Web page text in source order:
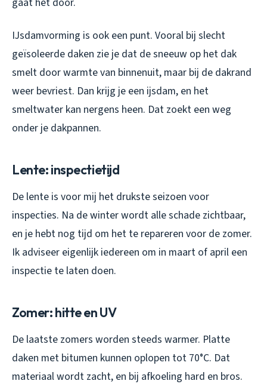
IJsdamvorming is ook een punt. Vooral bij slecht
geïsoleerde daken zie je dat de sneeuw op het dak
smelt door warmte van binnenuit, maar bij de dakrand
weer bevriest. Dan krijg je een ijsdam, en het
smeltwater kan nergens heen. Dat zoekt een weg
onder je dakpannen.
Lente: inspectietijd
De lente is voor mij het drukste seizoen voor
inspecties. Na de winter wordt alle schade zichtbaar,
en je hebt nog tijd om het te repareren voor de zomer.
Ik adviseer eigenlijk iedereen om in maart of april een
inspectie te laten doen.
Zomer: hitte en UV
De laatste zomers worden steeds warmer. Platte
daken met bitumen kunnen oplopen tot 70°C. Dat
materiaal wordt zacht, en bij afkoeling hard en bros.